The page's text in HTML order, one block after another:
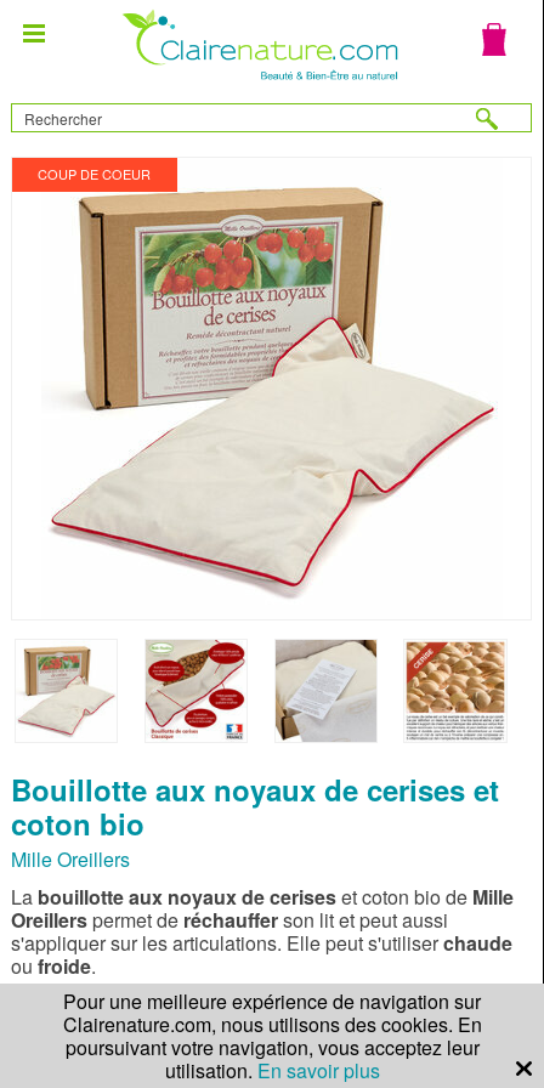
COUP DE COEUR
Bouillotte aux noyaux de cerises et
coton bio
Mille Oreillers
La bouillotte aux noyaux de ceriseset coton bio de Mille
Oreillerspermet de réchaufferson lit et peut aussi
s'appliquer sur les articulations. Elle peut s'utiliserchaude
ou froide.
En savoir plus
Pour une meilleure expérience de navigation sur
Clairenature.com, nous utilisons des cookies. En
poursuivant votre navigation, vous acceptez leur
utilisation. En savoir plus